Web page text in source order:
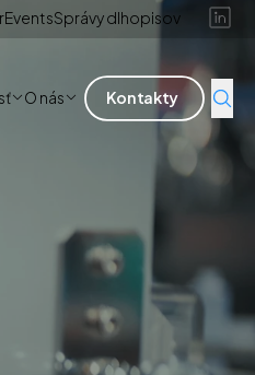
EventsSprávy dlhopisov
O nás Kontakty